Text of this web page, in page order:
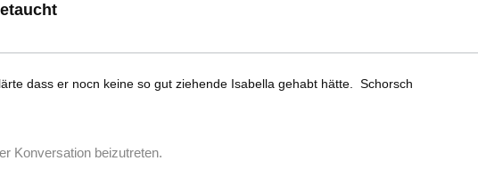
dass er nocn keine so gut ziehende Isabella gehabt hätte. Schorsch
Konversation beizutreten.